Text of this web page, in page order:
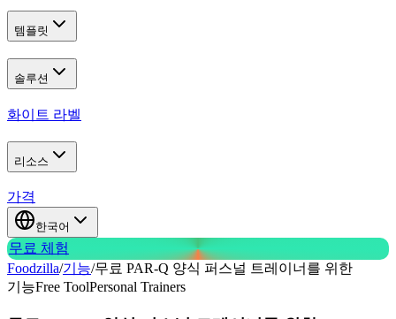
템플릿
솔루션
화이트 라벨
리소스
가격
한국어
무료 체험
Foodzilla/기능/무료 PAR-Q 양식 퍼스널 트레이너를 위한
기능Free ToolPersonal Trainers